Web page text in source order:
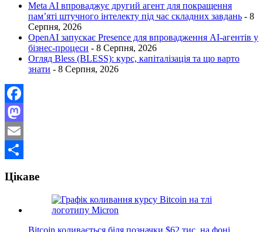
Meta AI впроваджує другий агент для покращення
пам’яті штучного інтелекту під час складних завдань - 8
Серпня, 2026
OpenAI запускає Presence для впровадження AI-агентів у
бізнес-процеси - 8 Серпня, 2026
Огляд Bless (BLESS): курс, капіталізація та що варто
знати - 8 Серпня, 2026
Facebook
Mastodon
Email
Цікаве
Bitcoin коливається біля позначки $62 тис. на фоні…